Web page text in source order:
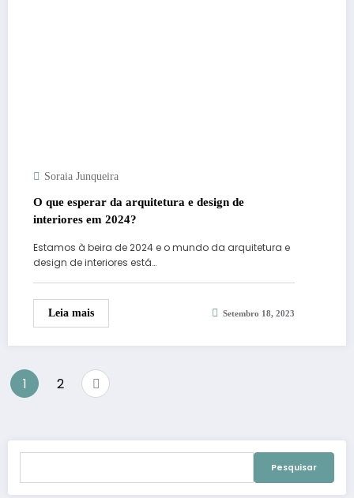
Soraia Junqueira
O que esperar da arquitetura e design de
interiores em 2024?
Estamos à beira de 2024 e o mundo da arquitetura e
design de interiores está…
Leia mais Setembro 18, 2023
Paginação
de
posts
1 2